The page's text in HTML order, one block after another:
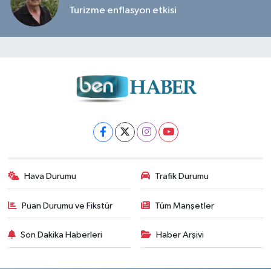
Turizme enflasyon etkisi
Hava Durumu Trafik Durumu
Puan Durumu ve Fikstür Tüm Manşetler
Son Dakika Haberleri Haber Arşivi